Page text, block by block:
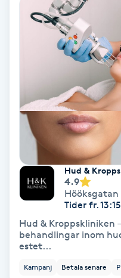
Bottenfärg
Brynformning
Brynplockning
Bröllopsuppsättning
Celluliter
Coachning
Hud &
4.9
Hööksgatan
Tider fr.
Hud & Kroppskliniken
behandlingar inom
estet...
Kampanj Betala senare